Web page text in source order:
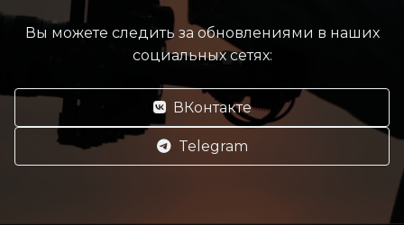
Вы можете следить за обновлениями в наших
социальных сетях:
ВКонтакте
Telegram